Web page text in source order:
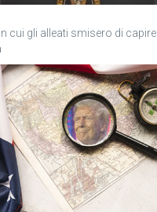
in cui gli alleati smisero di capire